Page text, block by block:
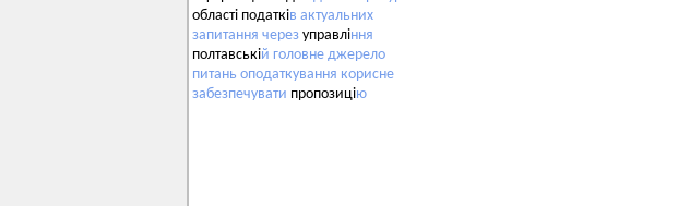
області податків актуальних
запитання через управління
полтавській головне джерело
питань оподаткування корисне
забезпечувати пропозицію